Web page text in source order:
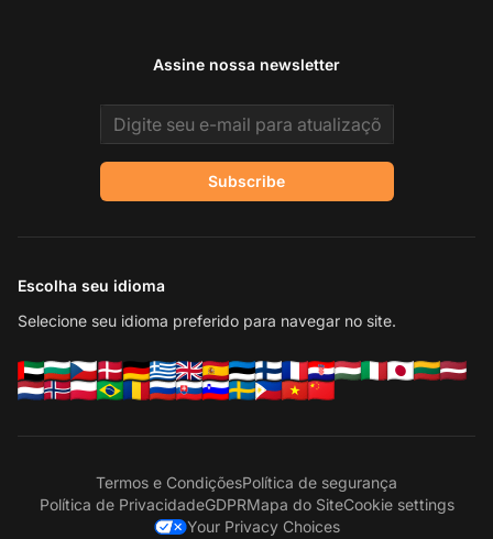
Assine nossa newsletter
Email address
Subscribe
Escolha seu idioma
Selecione seu idioma preferido para navegar no site.
Termos e CondiçõesPolítica de segurança
Política de PrivacidadeGDPRMapa do SiteCookie settings
Your Privacy Choices